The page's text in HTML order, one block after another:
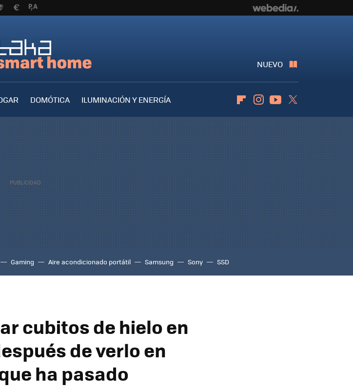
NUEVO
DOMÓTICA
ILUMINACIÓN Y ENERGÍA
FlipboardInstagramYoutube
Gaming Aire acondicionado portátil Samsung Sony SSD
cubitos de hielo en
de verlo en
ha pasado